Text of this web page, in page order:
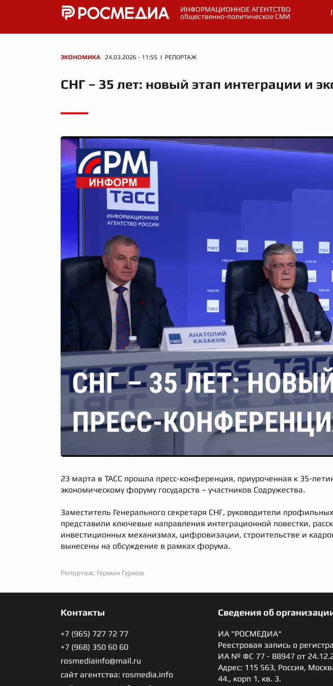
ИНФОРМАЦИОННОЕ АГЕНТСТВО
общественно-политическое СМИ
ЭКОНОМИКА 24.03.2026 - 11:55 I РЕПОРТАЖ
СНГ – 35 лет: новый этап интеграции и
23 марта в ТАСС прошла пресс-конференция, приуроченная к 35-
экономическому форуму государств – участников Содружества.
Заместитель Генерального секретаря СНГ, руководители
представили ключевые направления интеграционной повестки,
инвестиционных механизмах, цифровизации, строительстве и
вынесены на обсуждение в рамках форума.
Репортаж: Герман Гурнов
Контакты
+7 (965) 727 72 77
+7 (968) 350 60 60
rosmediainfo@mail.ru
сайт агентства: rosmedia.info
Сведения об
ИА "РОСМЕДИА"
Реестровая запись о
ИА № ФС 77 - 88947 от
Адрес: 115 563, Россия,
44., корп 1, кв. 3.